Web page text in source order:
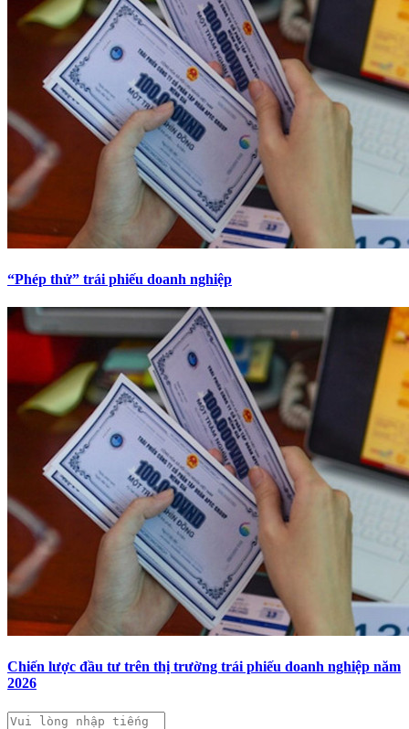
“Phép thử” trái phiếu doanh nghiệp
Chiến lược đầu tư trên thị trường trái phiếu doanh nghiệp năm
2026